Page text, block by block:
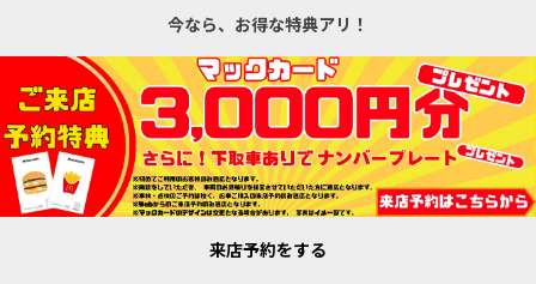
今なら、お得な特典アリ！
来店予約をする